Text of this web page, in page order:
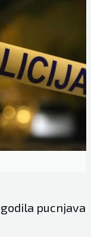
pucnjava